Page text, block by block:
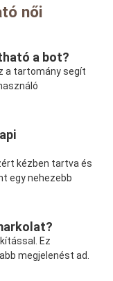
női
a bot?
a tartomány segít
kézben tartva és
egy nehezebb
Ez
megjelenést ad.